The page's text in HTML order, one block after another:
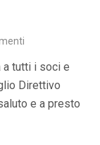
a tutti i soci e
Direttivo
e a presto